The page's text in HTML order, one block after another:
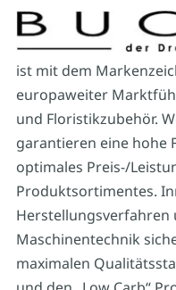
ist mit dem
europaweiter
und Floristikzubehör.
garantieren eine hohe
optimales Preis-/
Produktsortimentes.
Herstellungsverfahren
Maschinentechnik
maximalen